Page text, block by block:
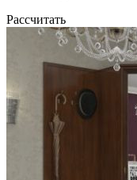
Рассчитать